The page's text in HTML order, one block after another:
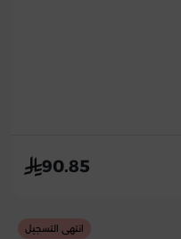
90.85
انتهى التسجيل